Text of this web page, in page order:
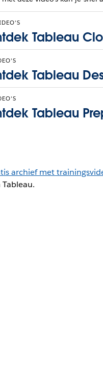
Tableau
Tableau
Tableau
archief met
Tableau.